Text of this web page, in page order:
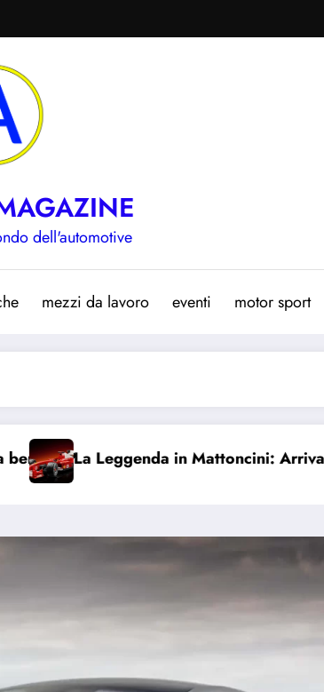
dell'automotive
mezzi da lavoro eventi motor sport
Mattoncini: Arriva la Ferrari F2004 di
Il